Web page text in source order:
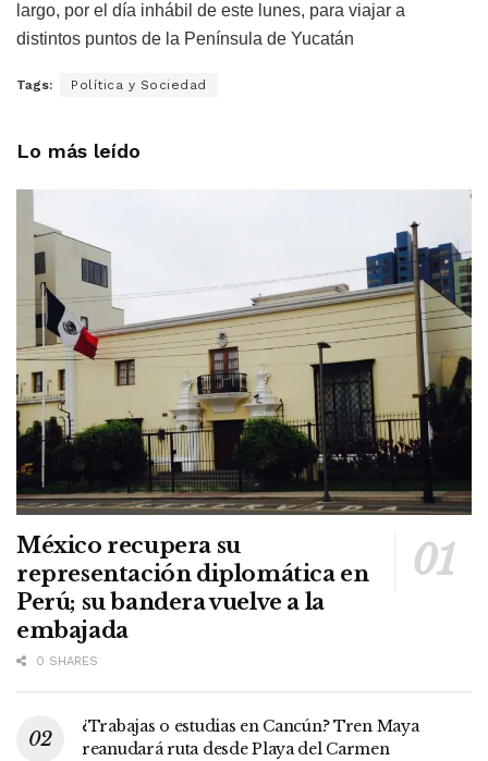
largo, por el día inhábil de este lunes, para viajar a
distintos puntos de la Península de Yucatán
Tags: Política y Sociedad
Lo más leído
México recupera su
representación diplomática en
Perú; su bandera vuelve a la
embajada
0 SHARES
¿Trabajas o estudias en Cancún? Tren Maya
reanudará ruta desde Playa del Carmen